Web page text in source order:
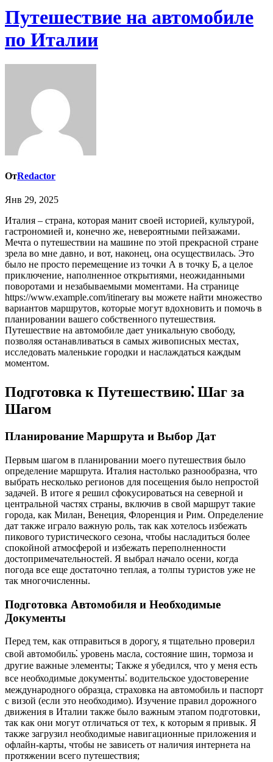
Путешествие на автомобиле
по Италии
ОтRedactor
Янв 29, 2025
Италия – страна, которая манит своей историей, культурой,
гастрономией и, конечно же, невероятными пейзажами.
Мечта о путешествии на машине по этой прекрасной стране
зрела во мне давно, и вот, наконец, она осуществилась. Это
было не просто перемещение из точки А в точку Б, а целое
приключение, наполненное открытиями, неожиданными
поворотами и незабываемыми моментами. На странице
https://www.example.com/itinerary вы можете найти множество
вариантов маршрутов, которые могут вдохновить и помочь в
планировании вашего собственного путешествия.
Путешествие на автомобиле дает уникальную свободу,
позволяя останавливаться в самых живописных местах,
исследовать маленькие городки и наслаждаться каждым
моментом.
Подготовка к Путешествию⁚ Шаг за
Шагом
Планирование Маршрута и Выбор Дат
Первым шагом в планировании моего путешествия было
определение маршрута. Италия настолько разнообразна, что
выбрать несколько регионов для посещения было непростой
задачей. В итоге я решил сфокусироваться на северной и
центральной частях страны, включив в свой маршрут такие
города, как Милан, Венеция, Флоренция и Рим. Определение
дат также играло важную роль, так как хотелось избежать
пикового туристического сезона, чтобы насладиться более
спокойной атмосферой и избежать переполненности
достопримечательностей. Я выбрал начало осени, когда
погода все еще достаточно теплая, а толпы туристов уже не
так многочисленны.
Подготовка Автомобиля и Необходимые
Документы
Перед тем, как отправиться в дорогу, я тщательно проверил
свой автомобиль⁚ уровень масла, состояние шин, тормоза и
другие важные элементы; Также я убедился, что у меня есть
все необходимые документы⁚ водительское удостоверение
международного образца, страховка на автомобиль и паспорт
с визой (если это необходимо). Изучение правил дорожного
движения в Италии также было важным этапом подготовки,
так как они могут отличаться от тех, к которым я привык. Я
также загрузил необходимые навигационные приложения и
офлайн-карты, чтобы не зависеть от наличия интернета на
протяжении всего путешествия;